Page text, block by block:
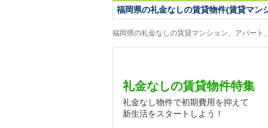
福岡県の礼金なしの賃貸物件(賃貸マン
福岡県の礼金なしの賃貸マンション、アパート
礼金なしの賃貸物件特集
礼金なし物件で初期費用を抑えて
新生活をスタートしよう！